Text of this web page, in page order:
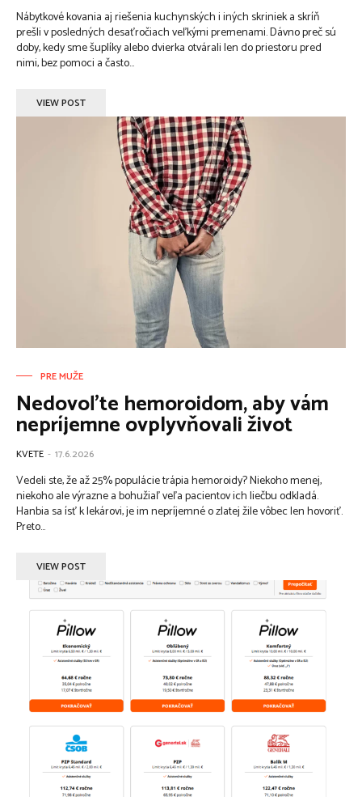
Nábytkové kovania aj riešenia kuchynských i iných skriniek a skríň
prešli v posledných desaťročiach veľkými premenami. Dávno preč sú
doby, kedy sme šuplíky alebo dvierka otvárali len do priestoru pred
nimi, bez pomoci a často...
VIEW POST
PRE MUŽE
Nedovoľte hemoroidom, aby vám
nepríjemne ovplyvňovali život
KVETE - 17.6.2026
Vedeli ste, že až 25% populácie trápia hemoroidy? Niekoho menej,
niekoho ale výrazne a bohužiaľ veľa pacientov ich liečbu odkladá.
Hanbia sa ísť k lekárovi, je im nepríjemné o zlatej žile vôbec len hovoriť.
Preto...
VIEW POST